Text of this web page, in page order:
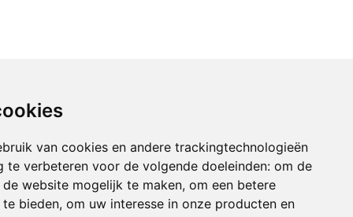
van cookies en andere trackingtechnologieën
te verbeteren voor de volgende doeleinden: om de
website mogelijk te maken, om een betere
bieden, om uw interesse in onze producten en